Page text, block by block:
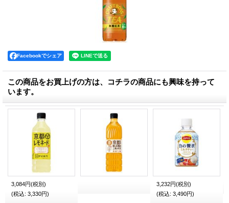
Facebookでシェア
この商品をお買上げの方は、コチラの商品にも興味を持って
います。
3,084円(税別)
(税込: 3,330円)
3,232円(税別)
(税込: 3,490円)